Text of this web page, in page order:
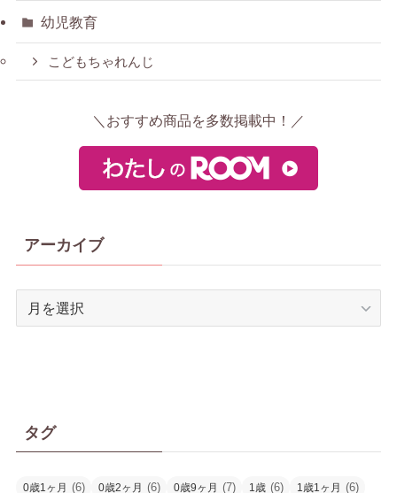
幼児教育
こどもちゃれんじ
＼おすすめ商品を多数掲載中！／
アーカイブ
タグ
0歳1ヶ月 (6) 0歳2ヶ月 (6) 0歳9ヶ月 (7) 1歳 (6) 1歳1ヶ月 (6)